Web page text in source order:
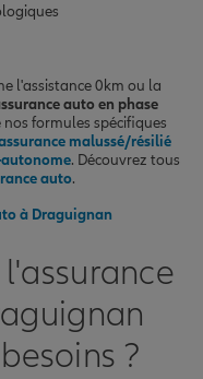
l'assistance 0km ou la
auto en phase
formules spécifiques
malussé/résilié
. Découvrez tous
auto.
à Draguignan
?